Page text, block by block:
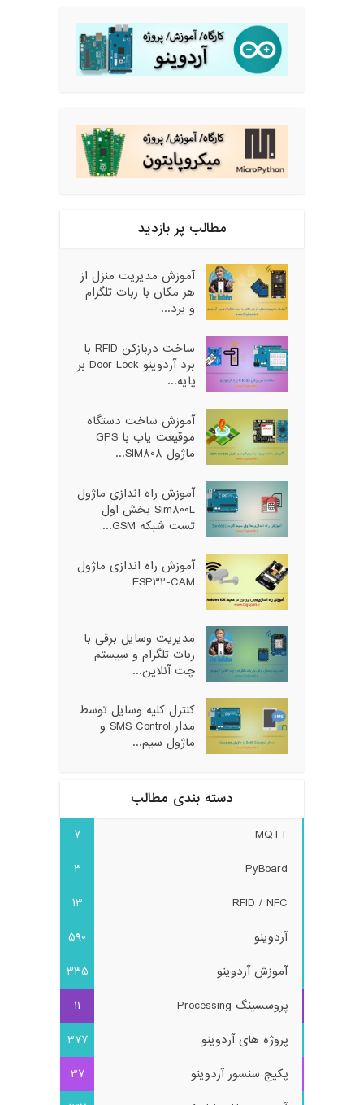
مطالب پر بازدید
آموزش مدیریت منزل از
هر مکان با ربات تلگرام
و برد...
ساخت دربازکن RFID با
برد آردوینو Door Lock بر
پایه...
آموزش ساخت دستگاه
موقیعت یاب با GPS
ماژول SIM808...
آموزش راه اندازی ماژول
Sim800L بخش اول
تست شبکه GSM...
آموزش راه اندازی ماژول
ESP32-CAM
مدیریت وسایل برقی با
ربات تلگرام و سیستم
چت آنلاین...
کنترل کلیه وسایل توسط
مدار SMS Control و
ماژول سیم...
دسته بندی مطالب
MQTT
7
PyBoard
3
RFID / NFC
13
آردوینو
590
آموزش آردوینو
335
پروسسینگ Processing
11
پروژه های آردوینو
377
پکیج سنسور آردوینو
37